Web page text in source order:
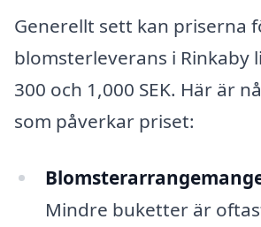
Generellt sett kan priserna
blomsterleverans i Rinkaby
300 och 1,000 SEK. Här är
som påverkar priset:
Mindre buketter är